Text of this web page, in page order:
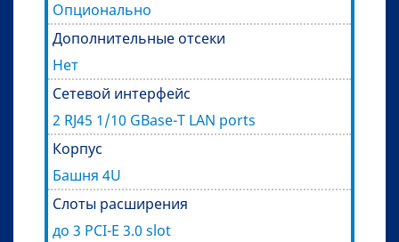
Опционально
Дополнительные отсеки
Нет
Сетевой интерфейс
2 RJ45 1/10 GBase-T LAN ports
Корпус
Башня 4U
Слоты расширения
до 3 PCI-E 3.0 slot